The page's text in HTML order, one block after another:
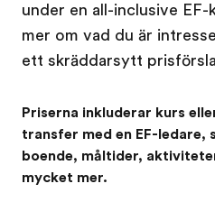
Vilka är vi?
under en all-inclusive
mer om vad du är
ett skräddarsytt
Priserna inkluderar kurs
transfer med en EF-
boende, måltider,
mycket mer.